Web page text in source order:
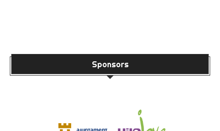
Sponsors